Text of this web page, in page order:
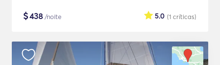
$438 /noite (1 críticas)
5.0